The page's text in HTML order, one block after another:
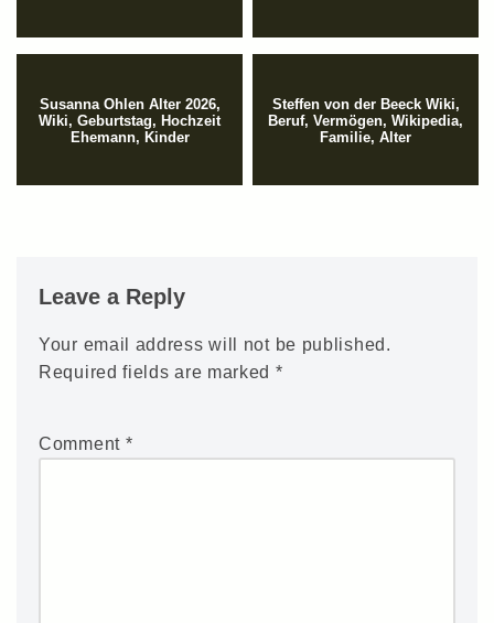
Susanna Ohlen Alter 2026,
Wiki, Geburtstag, Hochzeit
Ehemann, Kinder
Steffen von der Beeck Wiki,
Beruf, Vermögen, Wikipedia,
Familie, Alter
Leave a Reply
Your email address will not be published.
Required fields are marked *
Comment *